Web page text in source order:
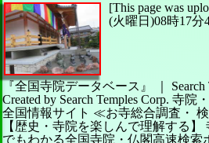
[This page was
(火曜日)08時17分
『全国寺院データベース』 ｜ Search
Created by Search Temples Corp. 寺院
全国情報サイト ≪お寺総合調査・
【歴史・寺院を楽しんで理解する】
でもわかる全国寺院・仏閣高速検索